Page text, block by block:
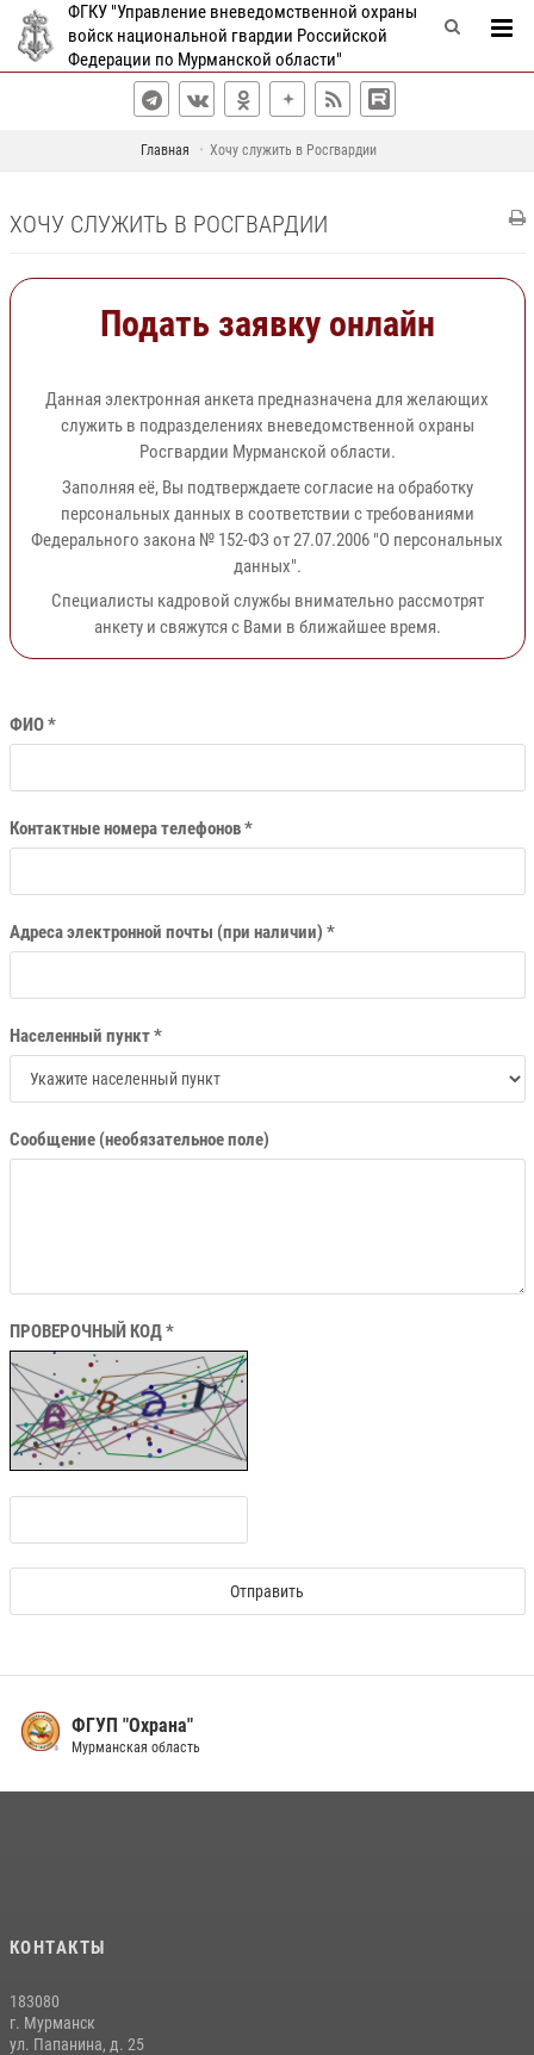
ФГКУ "Управление вневедомственной охраны
войск национальной гвардии Российской
Федерации по Мурманской области"
Главная Хочу служить в Росгвардии
ХОЧУ СЛУЖИТЬ В РОСГВАРДИИ
Подать заявку онлайн
Данная электронная анкета предназначена для желающих
служить в подразделениях вневедомственной охраны
Росгвардии Мурманской области.
Заполняя её, Вы подтверждаете согласие на обработку
персональных данных в соответствии с требованиями
Федерального закона № 152-ФЗ от 27.07.2006 "О персональных
данных".
Специалисты кадровой службы внимательно рассмотрят
анкету и свяжутся с Вами в ближайшее время.
ФИО *
Контактные номера телефонов *
Адреса электронной почты (при наличии) *
Населенный пункт *
Сообщение (необязательное поле)
ПРОВЕРОЧНЫЙ КОД *
ФГУП "Охрана"
Мурманская область
КОНТАКТЫ
183080
г. Мурманск
ул. Папанина, д. 25